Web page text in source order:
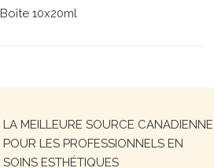
Boîte 10x20ml
LA MEILLEURE SOURCE CANADIENNE
POUR LES PROFESSIONNELS EN
SOINS ESTHÉTIQUES